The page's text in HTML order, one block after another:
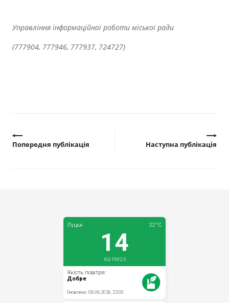
Управління інформаційної роботи міської ради
(777904, 777946, 777937, 724727)
Попередня публікація Наступна публікація